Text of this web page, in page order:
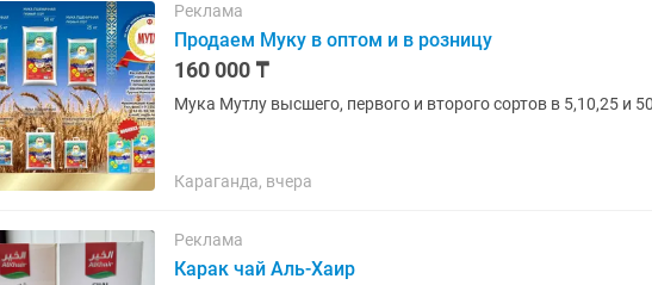
Реклама
Продаем Муку в оптом и в розницу
160 000 ₸
Мука Мутлу высшего, первого и второго сортов в 5,10,25 и
Караганда, вчера
Реклама
Карак чай Аль-Хаир